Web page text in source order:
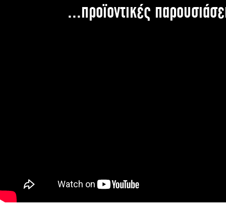
...προϊοντικές